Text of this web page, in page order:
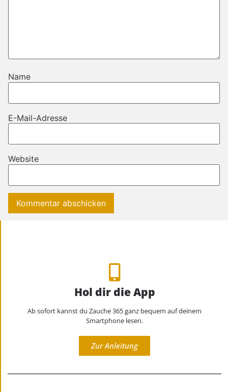
Name
E-Mail-Adresse
Website
Hol dir die App
Ab sofort kannst du Zauche 365 ganz bequem auf deinem
Smartphone lesen.
Zur Anleitung